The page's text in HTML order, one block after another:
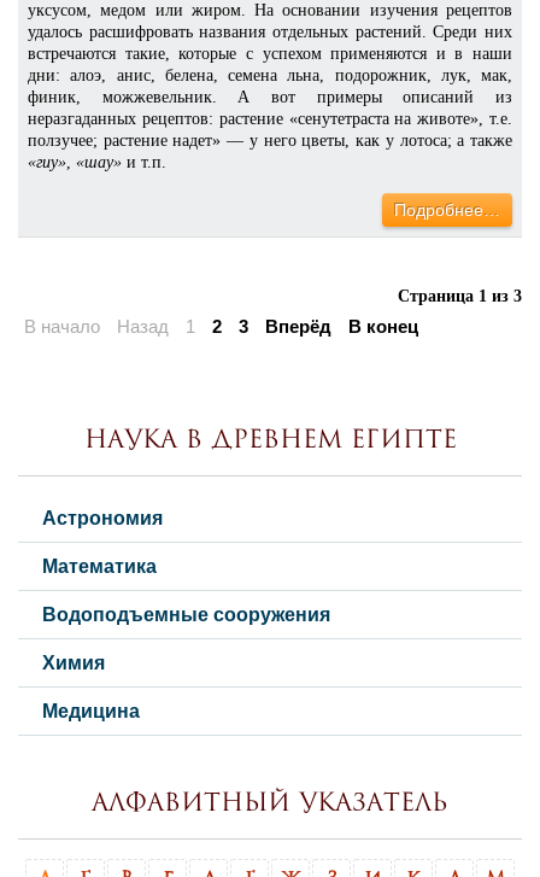
уксусом, медом или жиром. На основании изучения рецептов
удалось расшифровать названия отдельных растений. Среди них
встречаются такие, которые с успехом применяются и в наши
дни: алоэ, анис, белена, семена льна, подорожник, лук, мак,
финик, можжевельник. А вот примеры описаний из
неразгаданных рецептов: растение «сенутетраста на животе», т.е.
ползучее; растение надет» — у него цветы, как у лотоса; а также
«гиу», «шау» и т.п.
Подробнее…
Страница 1 из 3
В начало Назад 1 2 3 Вперёд В конец
Наука в Древнем Египте
Астрономия
Математика
Водоподъемные сооружения
Химия
Медицина
Алфавитный указатель